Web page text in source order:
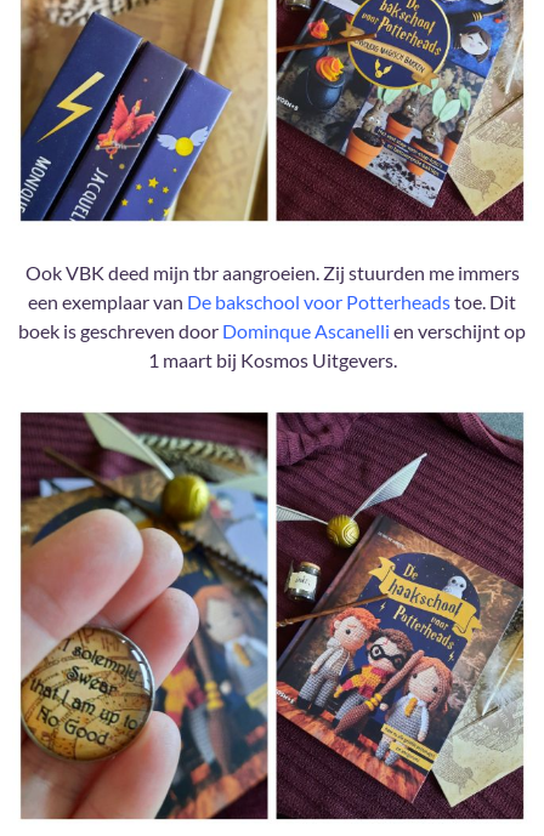
Ook VBK deed mijn tbr aangroeien. Zij stuurden me immers
een exemplaar van De bakschool voor Potterheadstoe. Dit
boek is geschreven door Dominque Ascanelli en verschijnt op
1 maart bij Kosmos Uitgevers.